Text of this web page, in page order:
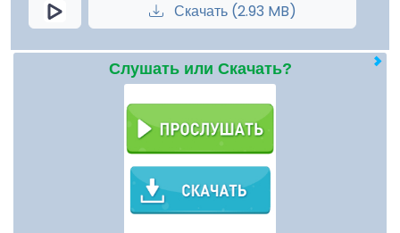
Скачать (2.93 MB)
Слушать или Скачать?